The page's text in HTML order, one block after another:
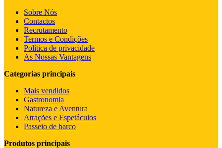
Sobre Nós
Contactos
Recrutamento
Termos e Condições
Política de privacidade
As Nossas Vantagens
Categorias principais
Mais vendidos
Gastronomia
Natureza e Aventura
Atrações e Espetáculos
Passeio de barco
Produtos principais